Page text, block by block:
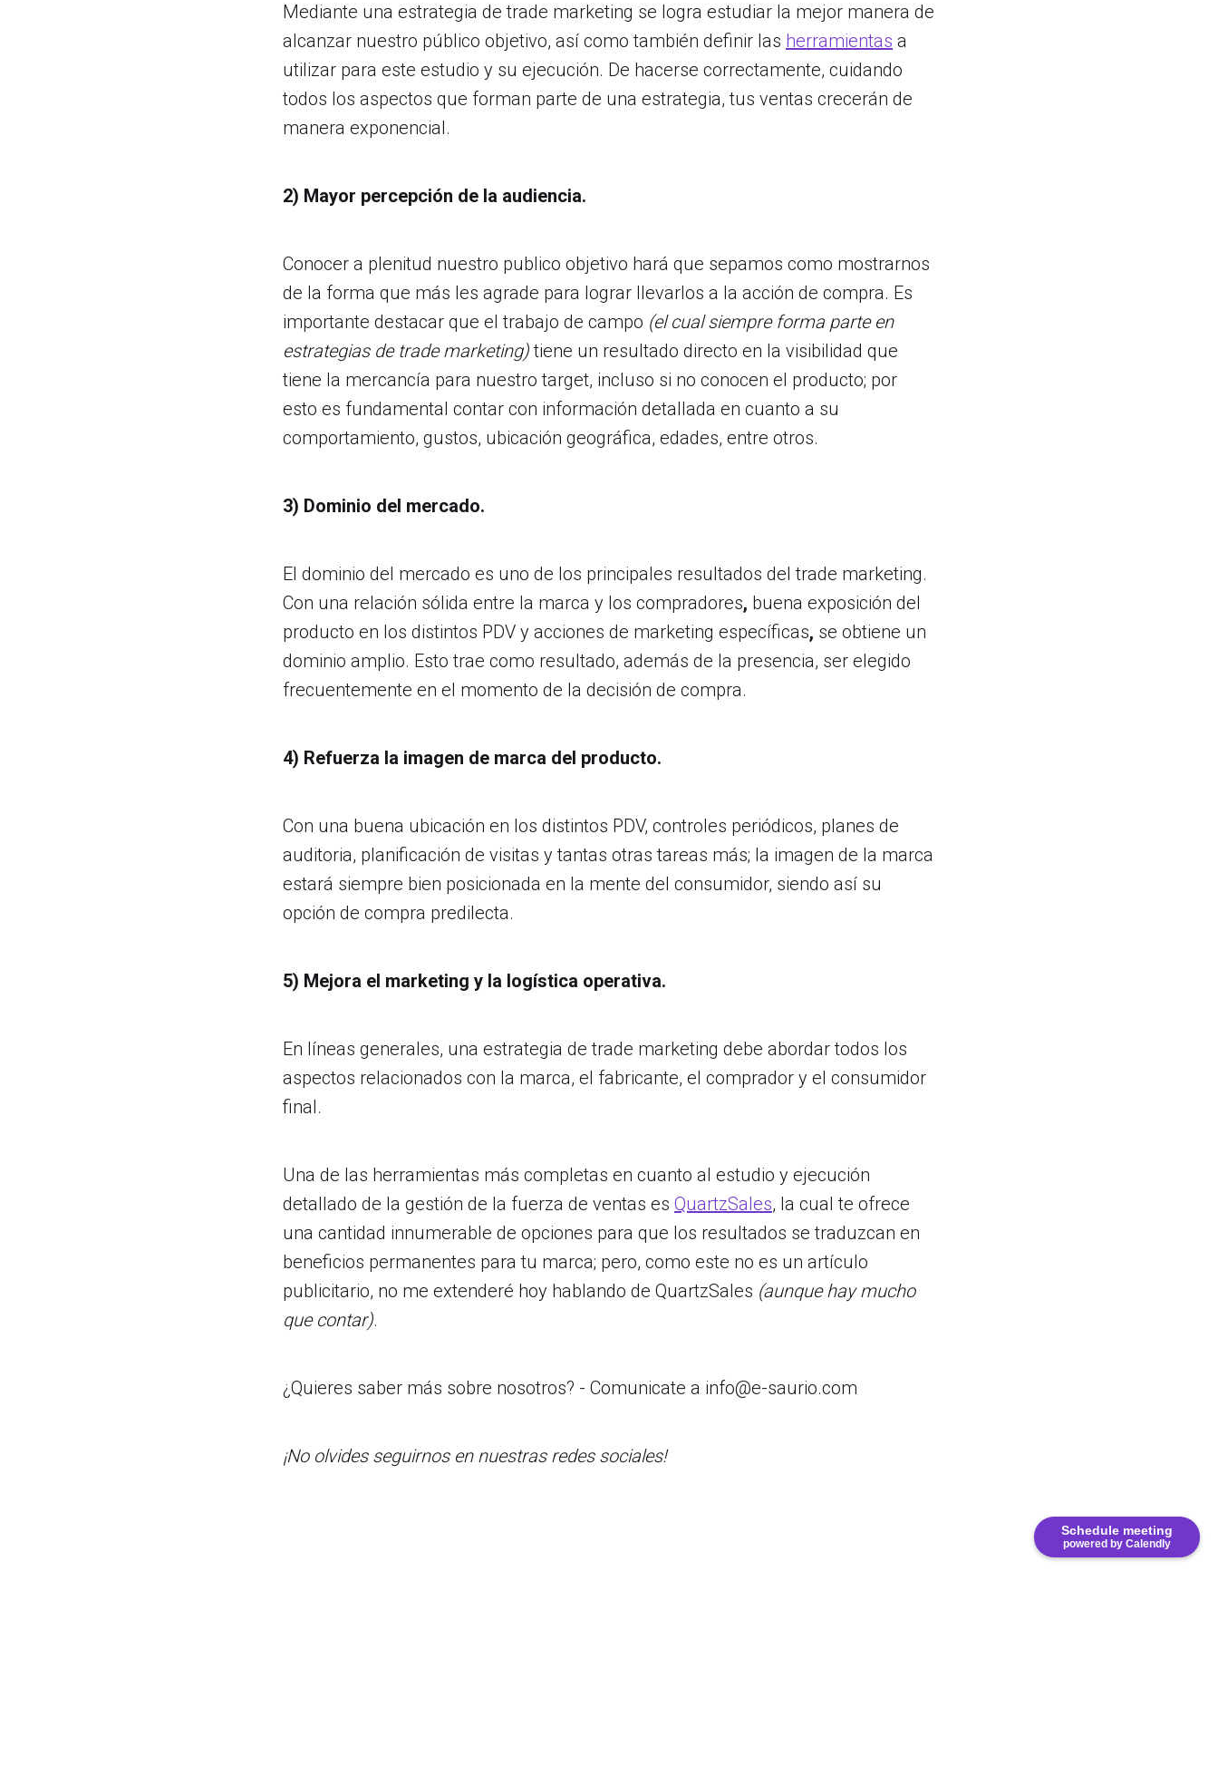
Schedule meeting
powered by Calendly
Mediante una estrategia de trade marketing se logra estudiar la mejor manera de
alcanzar nuestro público objetivo, así como también definir las herramientas a
utilizar para este estudio y su ejecución. De hacerse correctamente, cuidando
todos los aspectos que forman parte de una estrategia, tus ventas crecerán de
manera exponencial.
2) Mayor percepción de la audiencia.
Conocer a plenitud nuestro publico objetivo hará que sepamos como mostrarnos
de la forma que más les agrade para lograr llevarlos a la acción de compra. Es
importante destacar que el trabajo de campo (el cual siempre forma parte en
estrategias de trade marketing)tiene un resultado directo en la visibilidad que
tiene la mercancía para nuestro target, incluso si no conocen el producto; por
esto es fundamental contar con información detallada en cuanto a su
comportamiento, gustos, ubicación geográfica, edades, entre otros.
3) Dominio del mercado.
El dominio del mercado es uno de los principales resultados del trade marketing.
Con una relación sólida entre la marca y los compradores, buena exposición del
producto en los distintos PDV y acciones de marketing específicas, se obtiene un
dominio amplio. Esto trae como resultado, además de la presencia, ser elegido
frecuentemente en el momento de la decisión de compra.
4) Refuerza la imagen de marca del producto.
Con una buena ubicación en los distintos PDV, controles periódicos, planes de
auditoria, planificación de visitas y tantas otras tareas más; la imagen de la marca
estará siempre bien posicionada en la mente del consumidor, siendo así su
opción de compra predilecta.
5) Mejora el marketing y la logística operativa.
En líneas generales, una estrategia de trade marketing debe abordar todos los
aspectos relacionados con la marca, el fabricante, el comprador y el consumidor
final.
Una de las herramientas más completas en cuanto al estudio y ejecución
detallado de la gestión de la fuerza de ventas es QuartzSales, la cual te ofrece
una cantidad innumerable de opciones para que los resultados se traduzcan en
beneficios permanentes para tu marca; pero, como este no es un artículo
publicitario, no me extenderé hoy hablando de QuartzSales (aunque hay mucho
que contar).
¿Quieres saber más sobre nosotros? - Comunicate a info@e-saurio.com
¡No olvides seguirnos en nuestras redes sociales!